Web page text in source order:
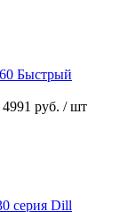
Быстрый
4991 руб. / шт